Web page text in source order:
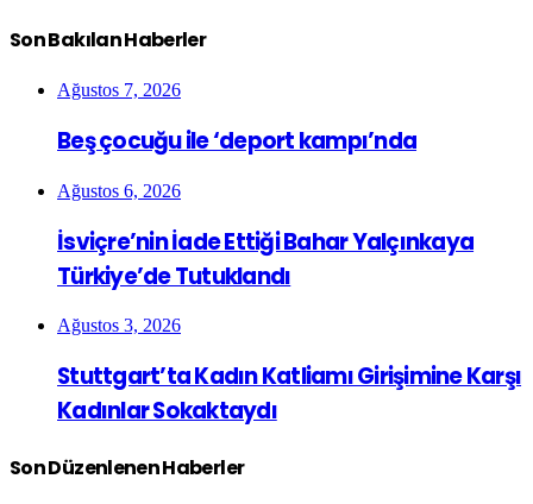
Son Bakılan Haberler
Ağustos 7, 2026
Beş çocuğu ile ‘deport kampı’nda
Ağustos 6, 2026
İsviçre’nin İade Ettiği Bahar Yalçınkaya
Türkiye’de Tutuklandı
Ağustos 3, 2026
Stuttgart’ta Kadın Katliamı Girişimine Karşı
Kadınlar Sokaktaydı
Son Düzenlenen Haberler